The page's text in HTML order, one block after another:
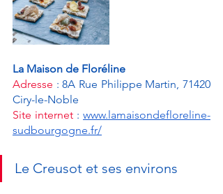
La Maison de Floréline
Adresse : 8A Rue Philippe Martin, 71420
Ciry-le-Noble
Site internet : www.lamaisondefloreline-
sudbourgogne.fr/
Le Creusot et ses environs